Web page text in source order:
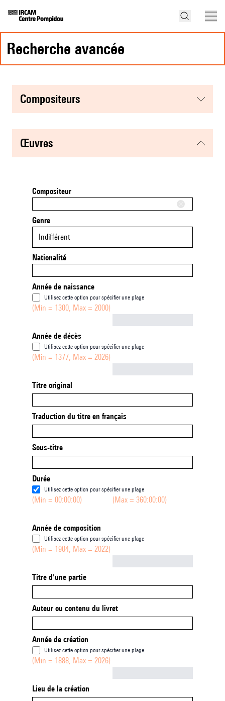
recherche avancée
compositeurs
œuvres
Compositeur
Genre
Indifférent
Nationalité
Année de naissance
Utilisez cette option pour spécifier une plage
(Min = 1300, Max = 2000)
Année de décès
Utilisez cette option pour spécifier une plage
(Min = 1377, Max = 2026)
Titre original
Traduction du titre en français
Sous-titre
Durée
Utilisez cette option pour spécifier une plage
(Min = 00:00:00) (Max = 360:00:00)
Année de composition
Utilisez cette option pour spécifier une plage
(Min = 1904, Max = 2022)
Titre d'une partie
Auteur ou contenu du livret
Année de création
Utilisez cette option pour spécifier une plage
(Min = 1888, Max = 2026)
Lieu de la création